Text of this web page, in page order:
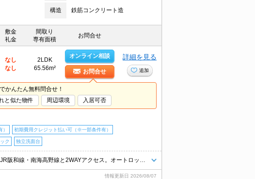
構造 鉄筋コンクリート造
敷金
礼金
間取り
専有面積
お問合せ
なし
なし
2LDK
65.56m²
オンライン相談
お問合せ
詳細を見る
追加
かんたん無料問合せ！
と似た物件 周辺環境 入居可否
初期費用クレジット払い可（※一部条件有）
ク 独立洗面台
情報更新日 2026/08/07